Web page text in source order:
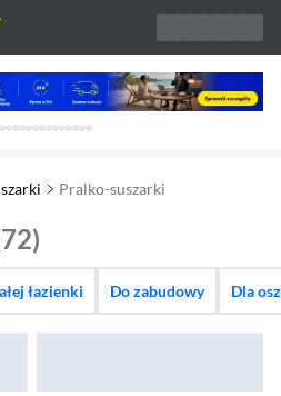
Karuzela z banerami, aktualny element 1 z
Pralko-suszarki
łazienki Do zabudowy Dla